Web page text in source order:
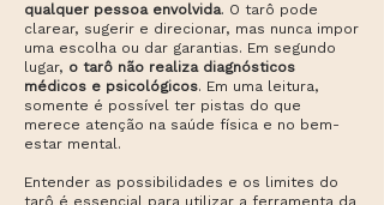
qualquer pessoa envolvida. O tarô pode
clarear, sugerir e direcionar, mas nunca impor
uma escolha ou dar garantias. Em segundo
lugar, o tarô não realiza diagnósticos
médicos e psicológicos. Em uma leitura,
somente é possível ter pistas do que
merece atenção na saúde física e no bem-
estar mental.
Entender as possibilidades e os limites do
tarô é essencial para utilizar a ferramenta da